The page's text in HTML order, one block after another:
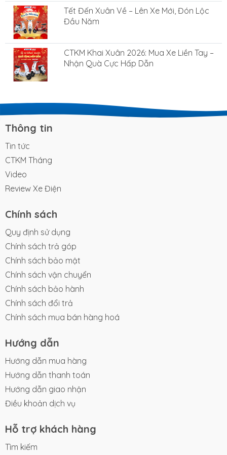
Tết Đến Xuân Về – Lên Xe Mới, Đón Lộc
Đầu Năm
CTKM Khai Xuân 2026: Mua Xe Liền Tay –
Nhận Quà Cực Hấp Dẫn
Thông tin
Tin tức
CTKM Tháng
Video
Review Xe Điện
Chính sách
Quy định sử dụng
Chính sách trả góp
Chính sách bảo mật
Chính sách vận chuyển
Chính sách bảo hành
Chính sách đổi trả
Chính sách mua bán hàng hoá
Hướng dẫn
Hướng dẫn mua hàng
Hướng dẫn thanh toán
Hướng dẫn giao nhận
Điều khoản dịch vụ
Hỗ trợ khách hàng
Tìm kiếm